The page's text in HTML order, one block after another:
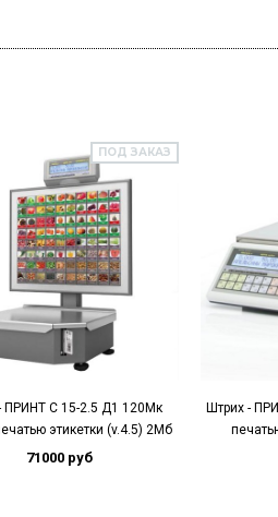
ПОД ЗАКАЗ
ПРИНТ С 15-2.5 Д1 120Мк
этикетки (v.4.5) 2Мб
71000 руб
Штрих -